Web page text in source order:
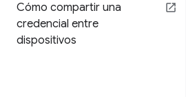
Cómo compartir una
credencial entre
dispositivos